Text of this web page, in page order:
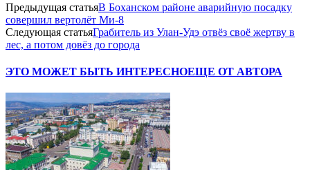
Предыдущая статьяВ Боханском районе аварийную посадку
совершил вертолёт Ми-8
Следующая статьяГрабитель из Улан-Удэ отвёз своё жертву в
лес, а потом довёз до города
ЭТО МОЖЕТ БЫТЬ ИНТЕРЕСНОЕЩЕ ОТ АВТОРА